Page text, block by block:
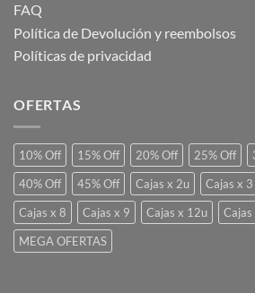
FAQ
Política de Devolución y reembolsos
Políticas de privacidad
OFERTAS
10% Off 15% Off 20% Off 25% Off
40% Off
45% Off Cajas x 2u Cajas x 3
Cajas x 8
Cajas x 9 Cajas x 12u
MEGA OFERTAS